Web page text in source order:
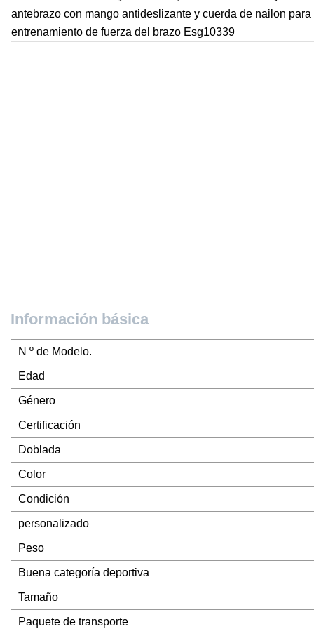
Información básica
N º de Modelo.
Edad
Género
Certificación
Doblada
Color
Condición
personalizado
Peso
Buena categoría deportiva
Tamaño
Paquete de transporte